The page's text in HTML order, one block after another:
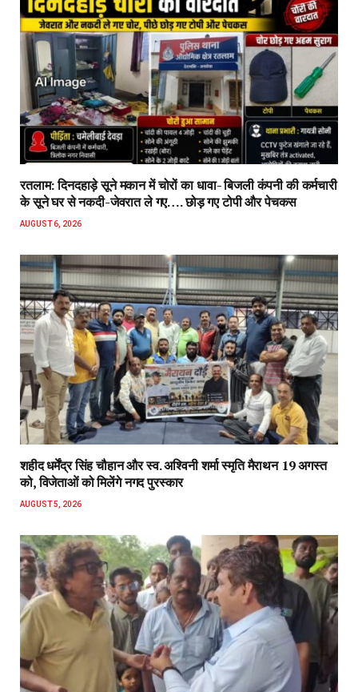
रतलाम: दिनदहाड़े सूने मकान में चोरों का धावा- बिजली कंपनी की कर्मचारी
के सूने घर से नकदी-जेवरात ले गए…. छोड़ गए टोपी और पेचकस
AUGUST 6, 2026
शहीद धर्मेंद्र सिंह चौहान और स्व. अश्विनी शर्मा स्मृति मैराथन 19 अगस्त
को, विजेताओं को मिलेंगे नगद पुरस्कार
AUGUST 5, 2026